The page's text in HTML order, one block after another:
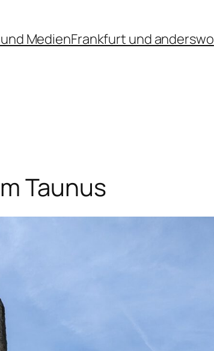
MedienFrankfurt und anderswo
Taunus